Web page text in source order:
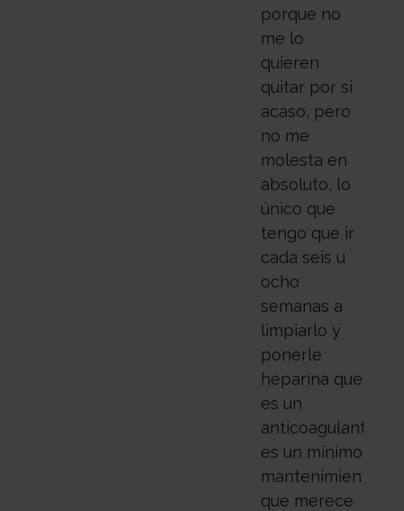
porque no
me lo
quieren
quitar por si
acaso, pero
no me
molesta en
absoluto, lo
único que
tengo que ir
cada seis u
ocho
semanas a
limpiarlo y
ponerle
heparina que
es un
anticoagulante,
es un mínimo
mantenimiento
que merece